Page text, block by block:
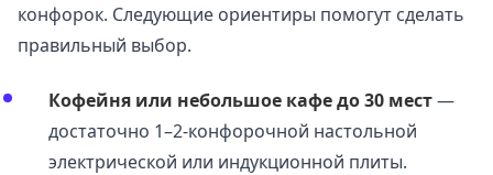
конфорок. Следующие ориентиры помогут сделать
правильный выбор.
Кофейня или небольшое кафе до 30 мест—
достаточно 1–2-конфорочной настольной
электрической или индукционной плиты.